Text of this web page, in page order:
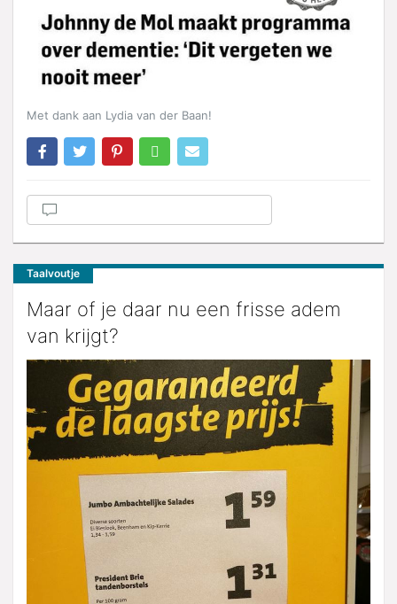
Met dank aan Lydia van der Baan!
Taalvoutje
Maar of je daar nu een frisse adem
van krijgt?